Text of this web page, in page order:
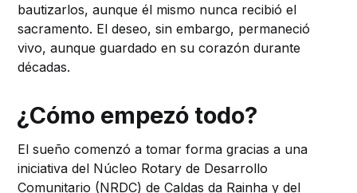
bautizarlos, aunque él mismo nunca recibió el
sacramento. El deseo, sin embargo, permaneció
vivo, aunque guardado en su corazón durante
décadas.
¿Cómo empezó todo?
El sueño comenzó a tomar forma gracias a una
iniciativa del Núcleo Rotary de Desarrollo
Comunitario (NRDC) de Caldas da Rainha y del